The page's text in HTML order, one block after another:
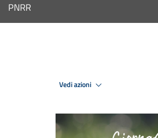
PNRR
Vedi azioni